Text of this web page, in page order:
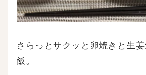
さらっとサクッと卵焼きと生
飯。